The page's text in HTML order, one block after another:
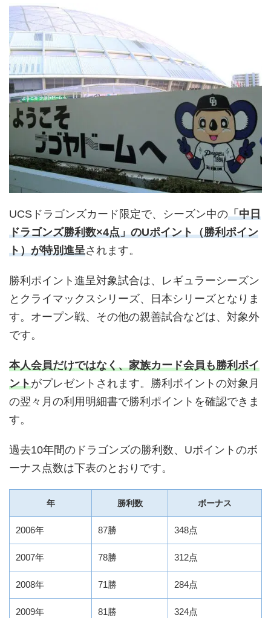
UCSドラゴンズカード限定で、シーズン中の「中日
ドラゴンズ勝利数×4点」のUポイント（勝利ポイン
ト）が特別進呈されます。
勝利ポイント進呈対象試合は、レギュラーシーズン
とクライマックスシリーズ、日本シリーズとなりま
す。オープン戦、その他の親善試合などは、対象外
です。
本人会員だけではなく、家族カード会員も勝利ポイ
ントがプレゼントされます。勝利ポイントの対象月
の翌々月の利用明細書で勝利ポイントを確認できま
す。
過去10年間のドラゴンズの勝利数、Uポイントのボ
ーナス点数は下表のとおりです。
年 勝利数 ボーナス
2006年 87勝 348点
2007年 78勝 312点
2008年 71勝 284点
2009年 81勝 324点